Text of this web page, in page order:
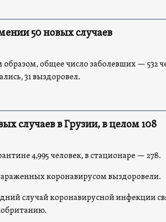
50 новых случаев
общее число заболевших — 532
31 выздоровел.
случаев в Грузии, в целом 108
4,995 человек, в стационаре — 278.
коронавирусом выздоровели.
случай коронавирусной инфекции